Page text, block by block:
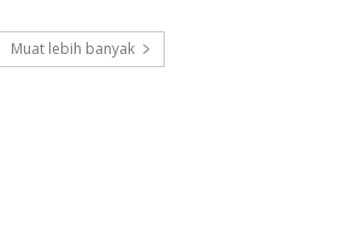
Muat lebih banyak